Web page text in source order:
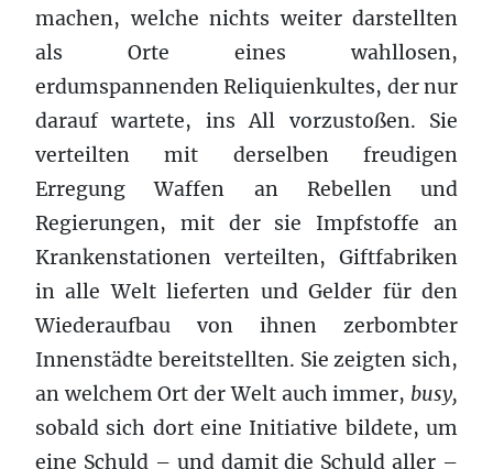
machen, welche nichts weiter darstellten
als Orte eines wahllosen,
erdumspannenden Reliquienkultes, der nur
darauf wartete, ins All vorzustoßen. Sie
verteilten mit derselben freudigen
Erregung Waffen an Rebellen und
Regierungen, mit der sie Impfstoffe an
Krankenstationen verteilten, Giftfabriken
in alle Welt lieferten und Gelder für den
Wiederaufbau von ihnen zerbombter
Innenstädte bereitstellten. Sie zeigten sich,
an welchem Ort der Welt auch immer, busy,
sobald sich dort eine Initiative bildete, um
eine Schuld – und damit die Schuld aller –